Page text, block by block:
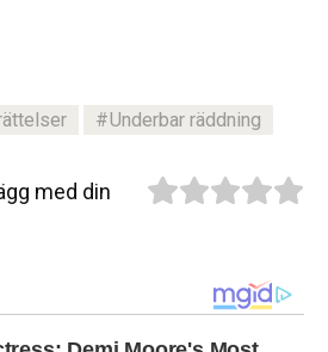
Underbar räddning
med din